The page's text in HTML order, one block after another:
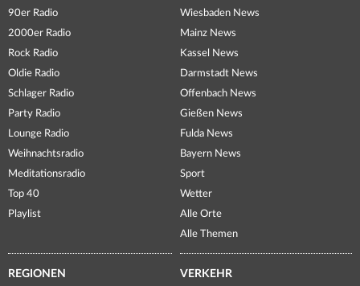
90er Radio
2000er Radio
Rock Radio
Oldie Radio
Schlager Radio
Party Radio
Lounge Radio
Weihnachtsradio
Meditationsradio
Top 40
Playlist
Wiesbaden News
Mainz News
Kassel News
Darmstadt News
Offenbach News
Gießen News
Fulda News
Bayern News
Sport
Wetter
Alle Orte
Alle Themen
REGIONEN VERKEHR